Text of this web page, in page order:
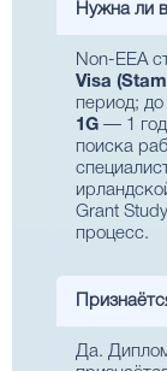
Нужна ли
Non-EEA
Visa
период;
1G — 1 год
поиска
Grant
процесс.
Да.